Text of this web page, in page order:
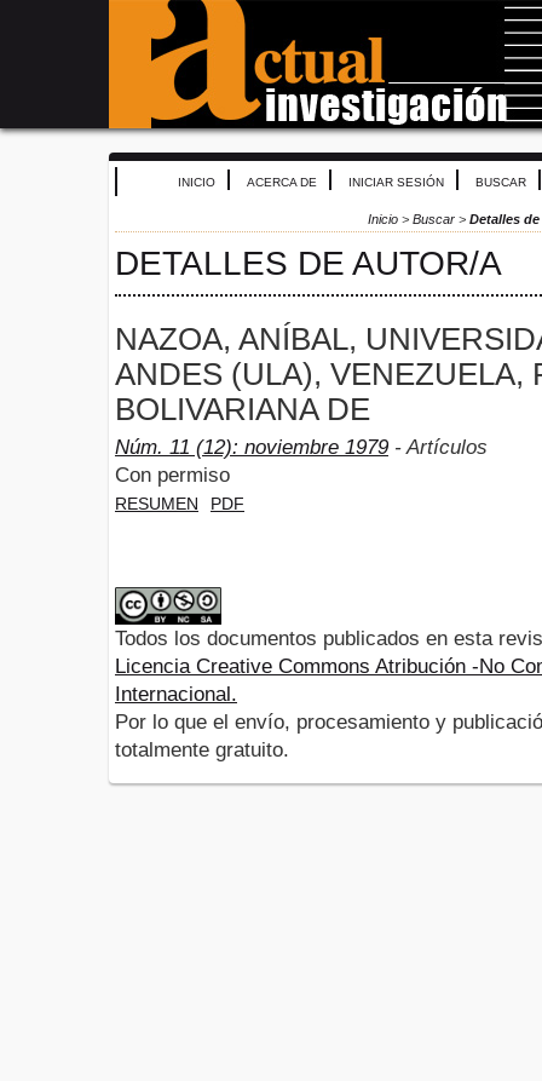
INICIO ACERCA DE INICIAR SESIÓN BUSCAR
Inicio > Buscar > Detalles
DETALLES DE AUTOR/A
NAZOA, ANÍBAL,
ANDES (ULA), VENEZUELA,
BOLIVARIANA DE
Núm. 11 (12): noviembre 1979 - Artículos
Con permiso
RESUMEN PDF
Todos los documentos publicados en esta
Licencia Creative Commons Atribución -No
Internacional.
Por lo que el envío, procesamiento y
totalmente gratuito.